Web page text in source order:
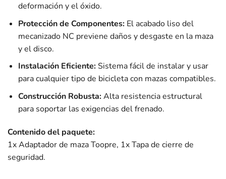
deformación y el óxido.
Protección de Componentes:El acabado liso del
mecanizado NC previene daños y desgaste en la maza
y el disco.
Instalación Eficiente:Sistema fácil de instalar y usar
para cualquier tipo de bicicleta con mazas compatibles.
Construcción Robusta:Alta resistencia estructural
para soportar las exigencias del frenado.
Contenido del paquete:
1x Adaptador de maza Toopre, 1x Tapa de cierre de
seguridad.